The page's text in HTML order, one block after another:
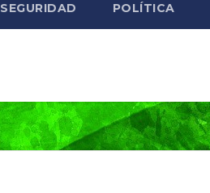
SEGURIDAD POLÍTICA